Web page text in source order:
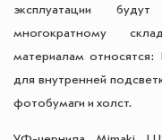
эксплуатации
многократному
материалам относятся:
для внутренней
фотобумаги и холст.